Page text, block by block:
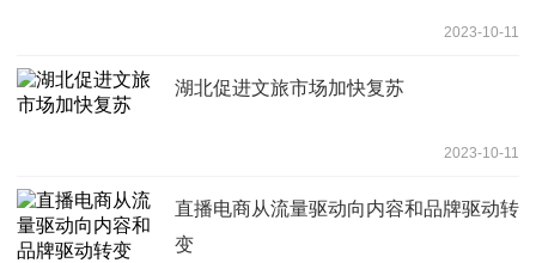
2023-10-11
湖北促进文旅市场加快复苏
2023-10-11
直播电商从流量驱动向内容和品牌驱动转
变